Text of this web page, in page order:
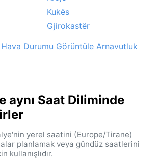
Kukës
Gjirokastër
Durumu Görüntüle Arnavutluk
aynı Saat Diliminde
yerel saatini (Europe/Tirane)
planlamak veya gündüz saatlerini
kullanışlıdır.